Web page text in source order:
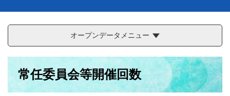
オープンデータメニュー
常任委員会等開催回数